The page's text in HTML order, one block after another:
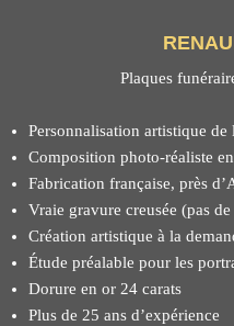
Plaques
Personnalisation artistique de
Composition photo-réaliste
Fabrication française, près
Vraie gravure creusée (pas de
Création artistique à la
Étude préalable pour les
Dorure en or 24 carats
Plus de 25 ans d’expérience